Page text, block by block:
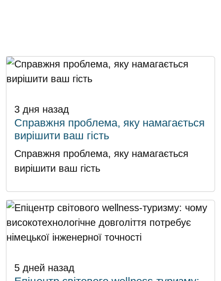
3 дня назад
Справжня проблема, яку намагається
вирішити ваш гість
Справжня проблема, яку намагається
вирішити ваш гість
5 дней назад